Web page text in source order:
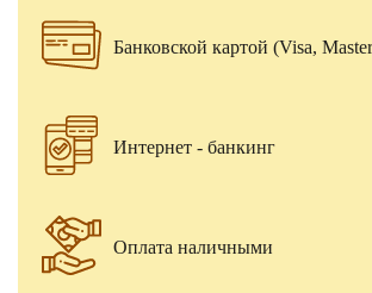
Банковской картой (Visa,
Интернет - банкинг
Оплата наличными